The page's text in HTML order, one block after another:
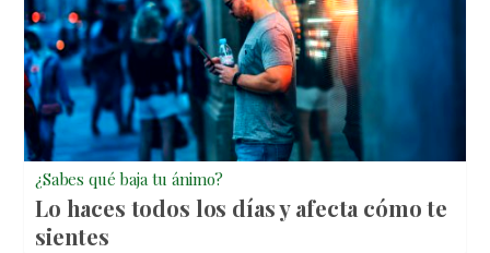
¿Sabes qué baja tu ánimo?
Lo haces todos los días y afecta cómo te
sientes